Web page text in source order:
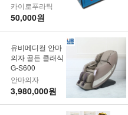
카이로푸라틱
50,000원
유비메디컬 안마
의자 골든 클래식
G-S600
안마의자
3,980,000원